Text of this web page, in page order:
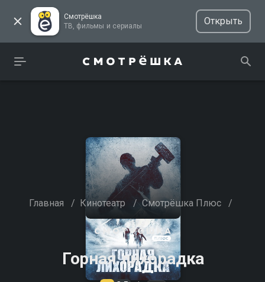
Смотрёшка
ТВ, фильмы и сериалы
Открыть
Главная / Кинотеатр / Смотрёшка Плюс /
Горная лихорадка